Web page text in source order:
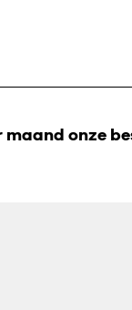
maand onze